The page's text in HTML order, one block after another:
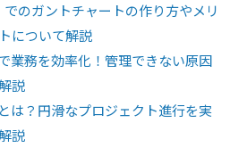
のガントチャートの作り方やメリ
について解説
業務を効率化！管理できない原因
説
は？円滑なプロジェクト進行を実
説